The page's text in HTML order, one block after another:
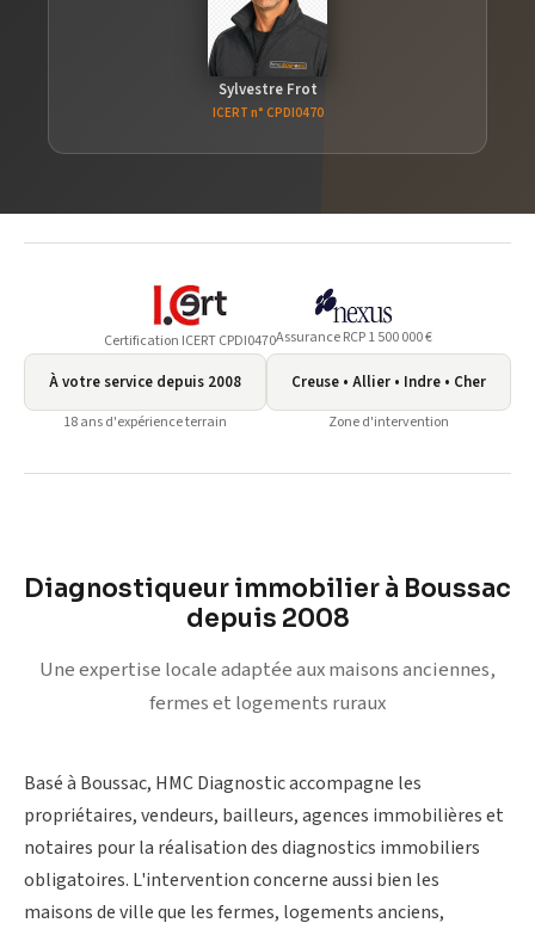
Sylvestre Frot
ICERT n° CPDI0470
Certification ICERT CPDI0470Assurance RCP 1 500 000 €
À votre service depuis 2008
18 ans d'expérience terrain
Creuse • Allier • Indre • Cher
Zone d'intervention
Diagnostiqueur immobilier à Boussac
depuis 2008
Une expertise locale adaptée aux maisons anciennes,
fermes et logements ruraux
Basé à Boussac, HMC Diagnostic accompagne les
propriétaires, vendeurs, bailleurs, agences immobilières et
notaires pour la réalisation des diagnostics immobiliers
obligatoires. L'intervention concerne aussi bien les
maisons de ville que les fermes, logements anciens,